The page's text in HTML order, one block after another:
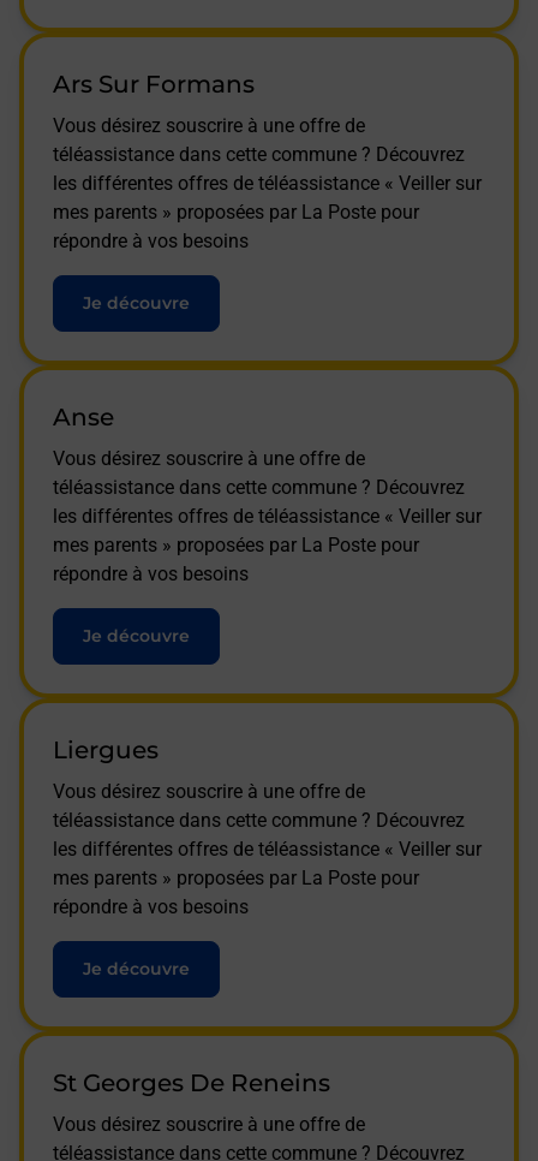
Ars Sur Formans
Vous désirez souscrire à une offre de
téléassistance dans cette commune ? Découvrez
les différentes offres de téléassistance « Veiller sur
mes parents » proposées par La Poste pour
répondre à vos besoins
Je découvre
Anse
Vous désirez souscrire à une offre de
téléassistance dans cette commune ? Découvrez
les différentes offres de téléassistance « Veiller sur
mes parents » proposées par La Poste pour
répondre à vos besoins
Je découvre
Liergues
Vous désirez souscrire à une offre de
téléassistance dans cette commune ? Découvrez
les différentes offres de téléassistance « Veiller sur
mes parents » proposées par La Poste pour
répondre à vos besoins
Je découvre
St Georges De Reneins
Vous désirez souscrire à une offre de
téléassistance dans cette commune ? Découvrez